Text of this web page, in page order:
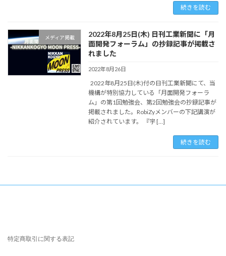
続きを読む
メディア掲載
2022年8月25日(木) 日刊工業新聞に「月
面開発フォーラム」の抄録記事が掲載さ
れました
2022年8月26日
2022年8月25日(木)付の日刊工業新聞にて、当
機構が特別協力している「月面開発フォーラ
ム」の第1回勉強会、第2回勉強会の抄録記事が
掲載されました。RobiZyメンバーの下記講演が
紹介されています。 『宇 […]
続きを読む
特定商取引に関する表記